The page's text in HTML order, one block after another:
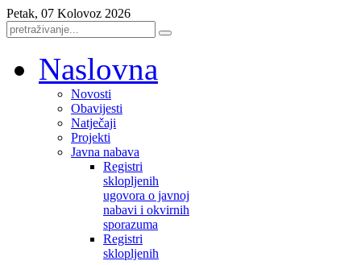
Petak, 07 Kolovoz 2026
Naslovna
Novosti
Obavijesti
Natječaji
Projekti
Javna nabava
Registri
sklopljenih
ugovora o javnoj
nabavi i okvirnih
sporazuma
Registri
sklopljenih